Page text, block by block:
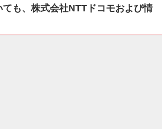
も、株式会社NTTドコモおよび情